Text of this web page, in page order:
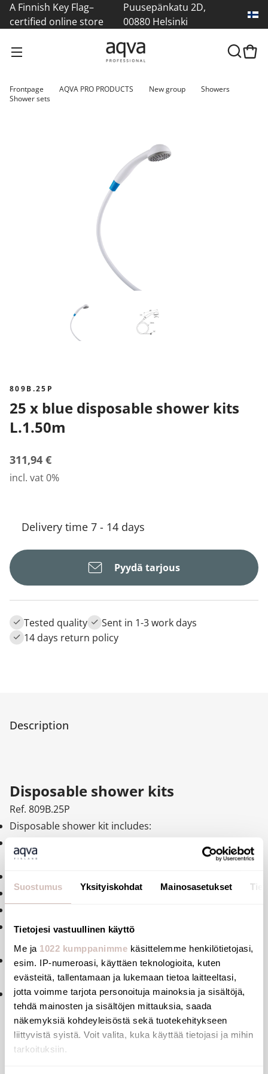
Suostumus Yksityiskohdat Mainosasetukset
Tietojesi vastuullinen käyttö
Me ja 1022 kumppanimme käsittelemme henkilötietojasi,
esim. IP-numeroasi, käyttäen teknologioita, kuten
evästeitä, tallentamaan ja lukemaan tietoa laitteeltasi,
jotta voimme tarjota personoituja mainoksia ja sisältöjä,
tehdä mainosten ja sisältöjen mittauksia, saada
näkemyksiä kohdeyleisöstä sekä tuotekehitykseen
liittyvistä syistä. Voit valita, kuka käyttää tietojasi ja mihin
tarkoituksiin.
A Finnish Key Flag–
certified online store
Puusepänkatu 2D,
00880 Helsinki
Frontpage AQVA PRO PRODUCTS New group
Showers
Shower sets
809B.25P
25 x blue disposable shower kits
L.1.50m
311,94 €
incl. vat 0%
Delivery time 7 - 14 days
Pyydä tarjous
Tested quality
Sent in 1-3 work days
14 days return policy
Description
Disposable shower kits
Ref. 809B.25P
Disposable shower kit includes:
conical unions,
Ideal for healthcare facilities:
Flexible hose has smooth interior/exterior: easy to
maintain with fewer bacterial niches.
Coloured conical unions: provide clear visual indication
and help to ensure correct shower kit replacement.
Packs of 25.